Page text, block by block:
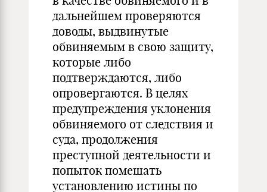
дальнейшем проверяются
доводы, выдвинутые
обвиняемым в свою защиту,
которые либо
подтверждаются, либо
опровергаются. В целях
предупреждения уклонения
обвиняемого от следствия и
суда, продолжения
преступной деятельности и
попыток помешать
установлению истины по